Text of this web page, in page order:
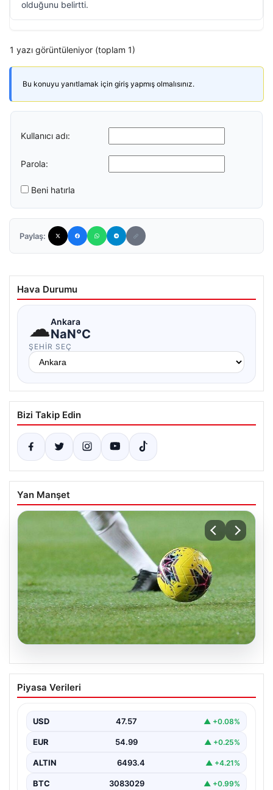
olduğunu belirtti.
1 yazı görüntüleniyor (toplam 1)
Bu konuyu yanıtlamak için giriş yapmış olmalısınız.
Kullanıcı adı:
Parola:
Beni hatırla
Paylaş:
Hava Durumu
☁Ankara
NaN°C
ŞEHIR SEÇ
Bizi Takip Edin
Yan Manşet
05.08.2026
04 Ağustos 2026 Salı Gününün Spor
Programı ve Maç Bilgileri
olan spor etkinlikleri ve maçlar için heyecan…
Piyasa Verileri
USD 47.57 ▲ +0.08%
EUR 54.99 ▲ +0.25%
ALTIN 6493.4 ▲ +4.21%
BTC 3083029 ▲ +0.99%